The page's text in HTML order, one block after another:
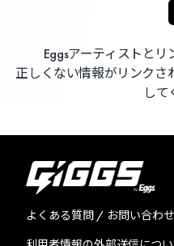
Eggsアーティストとリ
正しくない情報がリンクさ
して
よくある質問 / お問い合わせ